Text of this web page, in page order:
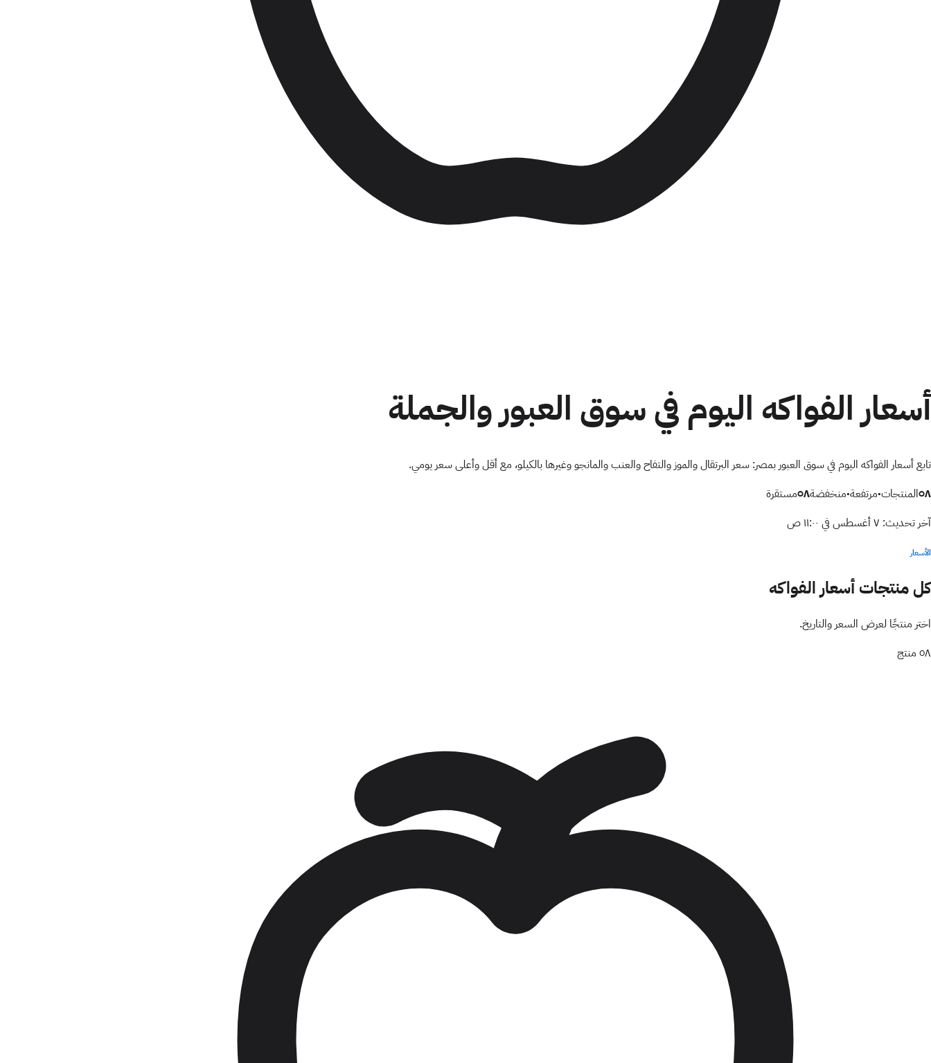
أسعار الفواكه اليوم في سوق العبور والجملة
تابع أسعار الفواكه اليوم في سوق العبور بمصر: سعر البرتقال والموز والتفاح والعنب والمانجو وغيرها بالكيلو، مع أقل وأعلى سعر يومي.
٥٨المنتجات٠مرتفعة٠منخفضة٥٨مستقرة
آخر تحديث: ٧ أغسطس في ١١:٠٠ ص
الأسعار
كل منتجاتأسعار الفواكه
اختر منتجًا لعرض السعر والتاريخ.
٥٨ منتج